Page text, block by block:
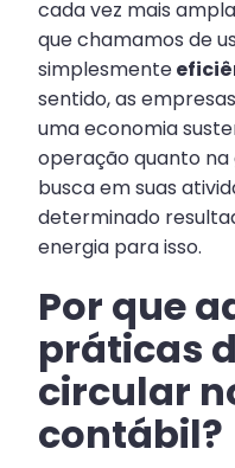
cada vez mais
que chamamos de
simplesmente
sentido, as
uma economia
operação quanto na
busca em suas
determinado
energia para isso.
Por que
práticas
circular
contábil?